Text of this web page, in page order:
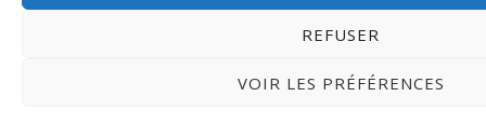
REFUSER
VOIR LES PRÉFÉRENCES